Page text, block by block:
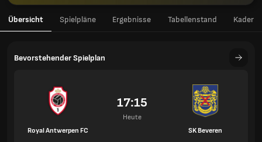
Übersicht Spielpläne Ergebnisse Tabellenstand Kader
Bevorstehender Spielplan
Royal Antwerpen FC
17:15
Heute
SK Beveren